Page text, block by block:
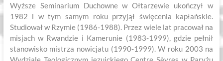
Wyższe Seminarium Duchowne w Ołtarzewie ukończył w
1982 i w tym samym roku przyjął święcenia kapłańskie.
Studiował w Rzymie (1986-1988). Przez wiele lat pracował na
misjach w Rwandzie i Kamerunie (1983-1999), gdzie pełnił
stanowisko mistrza nowicjatu (1990-1999). W roku 2003 na